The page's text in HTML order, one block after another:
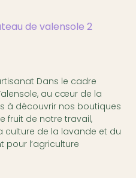
Dans le cadre
au cœur de la
à découvrir nos boutiques
fruit de notre travail,
culture de la lavande et du
pour l’agriculture